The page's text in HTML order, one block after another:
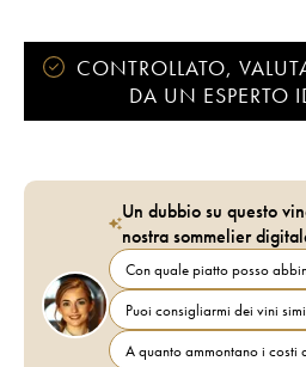
CONTROLLATO,
DA UN ESPERTO
Un dubbio su questo
nostra sommelier
Con quale piatto posso
Puoi consigliarmi dei vini
A quanto ammontano i costi